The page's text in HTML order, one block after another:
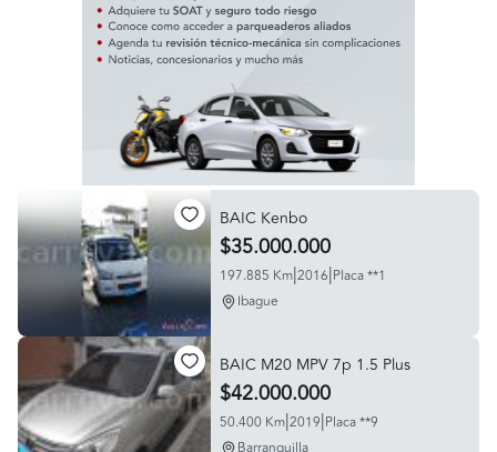
BAIC Kenbo
$35.000.000
197.885 Km|2016|Placa **1
Ibague
BAIC M20 MPV 7p 1.5 Plus
$42.000.000
50.400 Km|2019|Placa **9